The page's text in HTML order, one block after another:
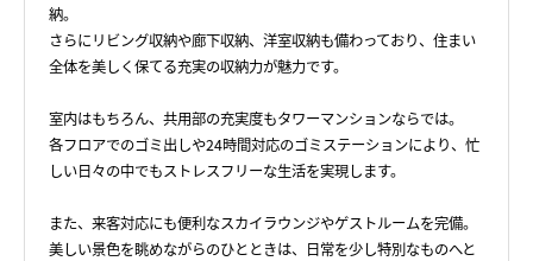
納。
さらにリビング収納や廊下収納、洋室収納も備わっており、住まい
全体を美しく保てる充実の収納力が魅力です。
室内はもちろん、共用部の充実度もタワーマンションならでは。
各フロアでのゴミ出しや24時間対応のゴミステーションにより、忙
しい日々の中でもストレスフリーな生活を実現します。
また、来客対応にも便利なスカイラウンジやゲストルームを完備。
美しい景色を眺めながらのひとときは、日常を少し特別なものへと